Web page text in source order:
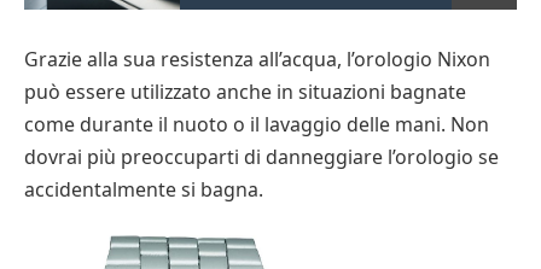
Grazie alla sua resistenza all’acqua, l’orologio Nixon
può essere utilizzato anche in situazioni bagnate
come durante il nuoto o il lavaggio delle mani. Non
dovrai più preoccuparti di danneggiare l’orologio se
accidentalmente si bagna.